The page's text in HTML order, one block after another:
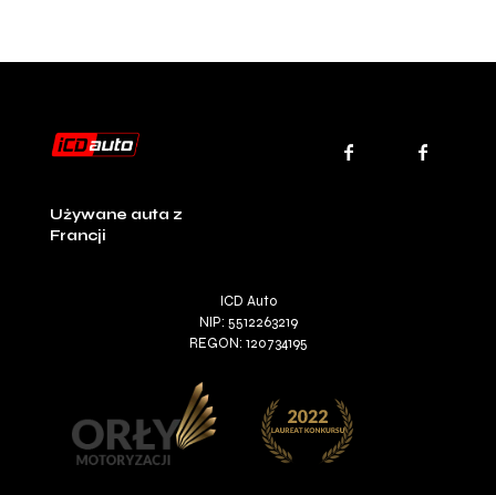
Używane auta z
Francji
ICD Auto
NIP: 5512263219
REGON: 120734195